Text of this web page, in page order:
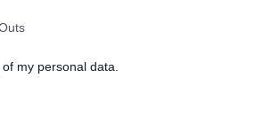
my personal data.